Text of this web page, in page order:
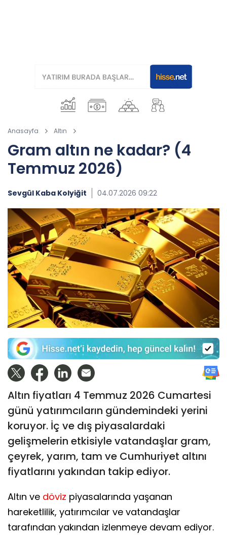
Anasayfa Altın
Gram altın ne kadar? (4
Temmuz 2026)
Sevgül Kaba Kolyiğit 04.07.2026 09:22
Altın fiyatları 4 Temmuz 2026 Cumartesi
günü yatırımcıların gündemindeki yerini
koruyor. İç ve dış piyasalardaki
gelişmelerin etkisiyle vatandaşlar gram,
çeyrek, yarım, tam ve Cumhuriyet altını
fiyatlarını yakından takip ediyor.
Altın ve döviz piyasalarında yaşanan
hareketlilik, yatırımcılar ve vatandaşlar
tarafından yakından izlenmeye devam ediyor.